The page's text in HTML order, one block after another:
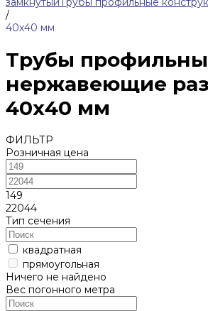
/
40х40 мм
Трубы
нержавеющие
40х40 мм
ФИЛЬТР
Розничная цена
149
22044
Тип сечения
квадратная
прямоугольная
Ничего не найдено
Вес погонного метра